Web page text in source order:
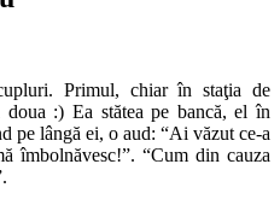
Primul, chiar în staţia de
:) Ea stătea pe bancă, el în
pe lângă ei, o aud: “Ai văzut ce-a
îmbolnăvesc!”. “Cum din cauza